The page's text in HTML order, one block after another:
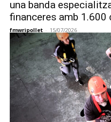
una banda
financeres amb
fmwripollet - 15/07/2026